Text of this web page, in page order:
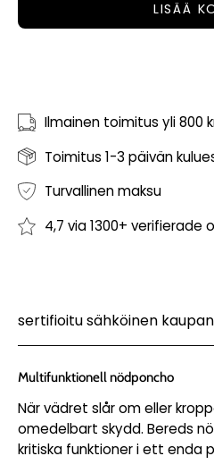
LISÄÄ
Ilmainen toimitus yli 800
Toimitus 1-3 päivän
Turvallinen maksu
4,7 via 1300+ verifierade
sertifioitu sähköinen
Multifunktionell nödponcho
När vädret slår om eller
omedelbart skydd. Bereds
kritiska funktioner i ett enda